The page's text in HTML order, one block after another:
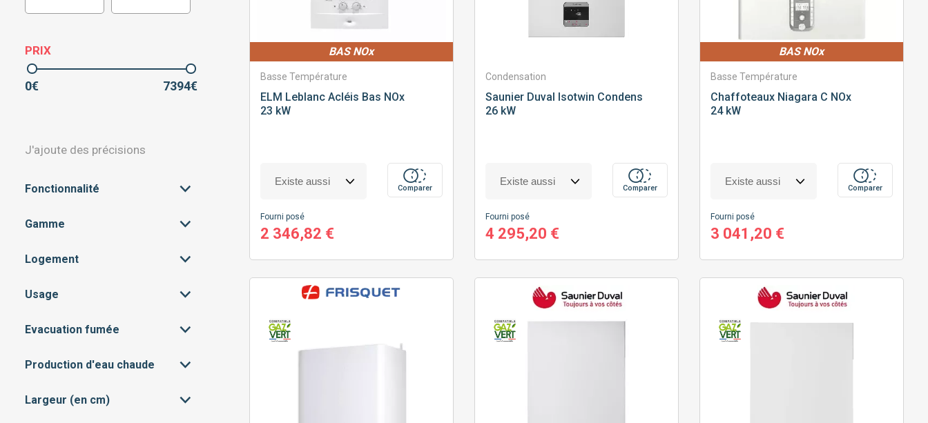
PRIX
0€ 7394€
J'ajoute des précisions
Fonctionnalité
CONNECTIVITÉ
Gamme
ENTRÉE DE GAMME
Logement
APPARTEMENT
Usage
CHAUFFAGE SEUL
CHAUDE SANITAIRE
Evacuation fumée
CHEMINÉE (9)
Production d'eau chaude
ACCUMULÉE
Largeur (en cm)
BAS NOx
Basse Température
ELM Leblanc Acléis Bas NOx
23 kW
Comparer
Fourni posé
2 346,82 €
Condensation
Saunier Duval
Isotwin Condens
26 kW
Comparer
Fourni posé
4 295,20 €
BAS NOx
Basse Température
ChaffoteauxNiagara C NOx
24 kW
Comparer
Fourni posé
3 041,20 €